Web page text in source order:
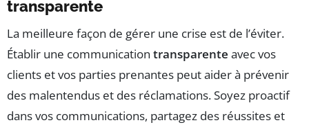
transparente
La meilleure façon de gérer une crise est de l’éviter.
Établir une communication transparente avec vos
clients et vos parties prenantes peut aider à prévenir
des malentendus et des réclamations. Soyez proactif
dans vos communications, partagez des réussites et